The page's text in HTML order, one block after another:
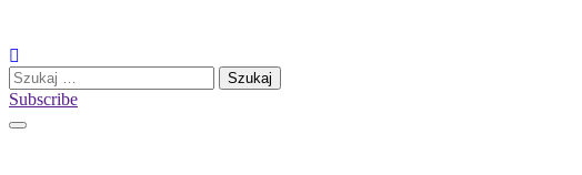
content
Szukaj:
Subscribe